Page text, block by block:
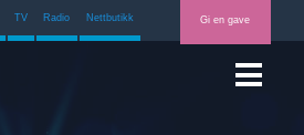
TV Radio Nettbutikk Gi en gave